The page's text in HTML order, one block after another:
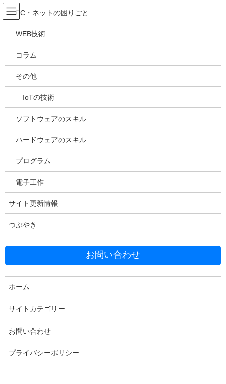
コ
ン
テ
ツ
ス
ッ
ナ
ビ
ゲ
シ
ン
移
吉川万能ＩＴ研究所
メディア
HOME
2021年4月18日
20210418182205
Threads Hatena LINE
コメントを残す
PC・ネットの困りごと
WEB技術
コラム
その他
IoTの技術
ソフトウェアのスキル
ハードウェアのスキル
プログラム
電子工作
サイト更新情報
つぶやき
お問い合わせ
ホーム
サイトカテゴリー
お問い合わせ
プライバシーポリシー